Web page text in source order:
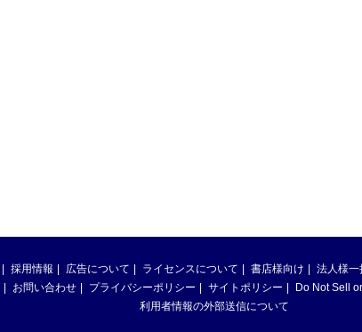
採用情報 広告について ライセンスについて 書店様向け 法人様一
お問い合わせ プライバシーポリシー サイトポリシー
Do Not Sell
利用者情報の外部送信について